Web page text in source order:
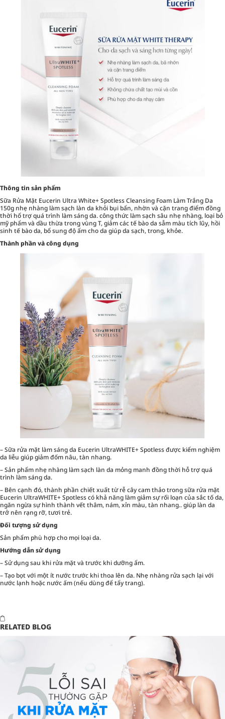
Thông tin sản phẩm
Sữa Rửa Mặt Eucerin Ultra White+ Spotless Cleansing Foam Làm Trắng Da
150g nhẹ nhàng làm sạch làn da khỏi bụi bẩn, nhờn và cặn trang điểm đồng
thời hổ trợ quá trình làm sáng da. công thức làm sạch sâu nhẹ nhàng, loại bỏ
mỹ phẩm và dầu thừa trong vùng T, giảm các tế bào da sẫm màu tích lũy, hồi
sinh tế bào da, bổ sung độ ẩm cho da giúp da sạch, trong, khỏe.
Thành phần và công dụng
– Sữa rửa mặt làm sáng da Eucerin UltraWHITE+ Spotless được kiểm nghiệm
da liễu giúp giảm đốm nâu, tàn nhang.
– Sản phẩm nhẹ nhàng làm sạch làn da mỏng manh đồng thời hỗ trợ quá
trình làm sáng da.
– Bên cạnh đó, thành phần chiết xuất từ rễ cây cam thảo trong sữa rửa mặt
Eucerin UltraWHITE+ Spotless có khả năng làm giảm sự rối loạn của sắc tố da,
ngăn ngừa sự hình thành vết thâm, nám, xỉn màu, tàn nhang.. giúp làn da
trở nên rạng rỡ, tươi trẻ.
Đối tượng sử dụng
Sản phẩm phù hợp cho mọi loại da.
Hướng dẫn sử dụng
– Sử dụng sau khi rửa mặt và trước khi dưỡng ẩm.
– Tạo bọt với một ít nước trước khi thoa lên da. Nhẹ nhàng rửa sạch lại với
nước lạnh hoặc nước ấm (nếu dùng để tẩy trang).
RELATED BLOG